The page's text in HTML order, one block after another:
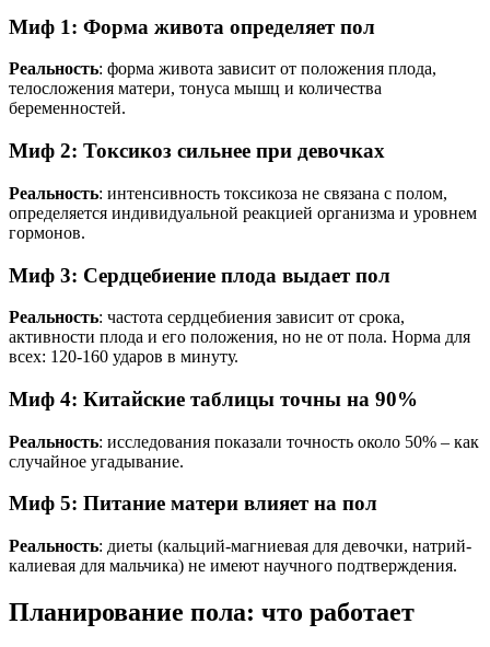
Миф 1: Форма живота определяет пол
Реальность: форма живота зависит от положения плода,
телосложения матери, тонуса мышц и количества
беременностей.
Миф 2: Токсикоз сильнее при девочках
Реальность: интенсивность токсикоза не связана с полом,
определяется индивидуальной реакцией организма и уровнем
гормонов.
Миф 3: Сердцебиение плода выдает пол
Реальность: частота сердцебиения зависит от срока,
активности плода и его положения, но не от пола. Норма для
всех: 120-160 ударов в минуту.
Миф 4: Китайские таблицы точны на 90%
Реальность: исследования показали точность около 50% – как
случайное угадывание.
Миф 5: Питание матери влияет на пол
Реальность: диеты (кальций-магниевая для девочки, натрий-
калиевая для мальчика) не имеют научного подтверждения.
Планирование пола: что работает